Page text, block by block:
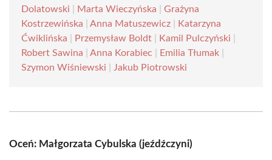
Dolatowski
Marta Wieczyńska
Grażyna
Kostrzewińska
Anna Matuszewicz
Katarzyna
Ćwiklińska
Przemysław Boldt Kamil Pulczyński
Robert Sawina
Anna Korabiec Emilia Tłumak
Szymon Wiśniewski
Jakub Piotrowski
Oceń: Małgorzata Cybulska (jeźdźczyni)